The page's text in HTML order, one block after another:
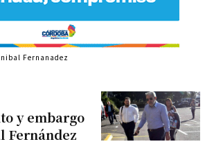
y embargo
Fernández
Fernanadez